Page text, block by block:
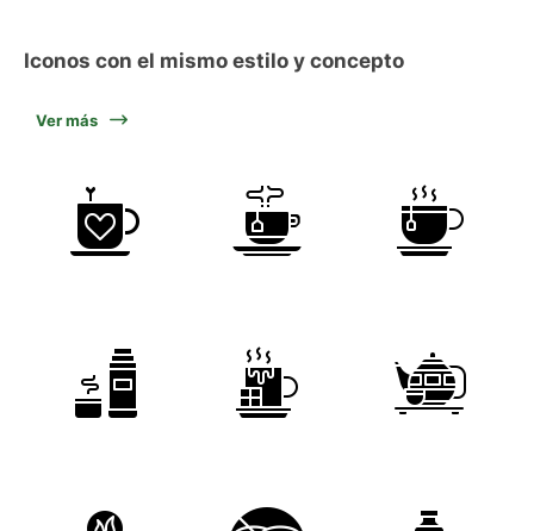
Iconos con el mismo estilo y concepto
Ver más